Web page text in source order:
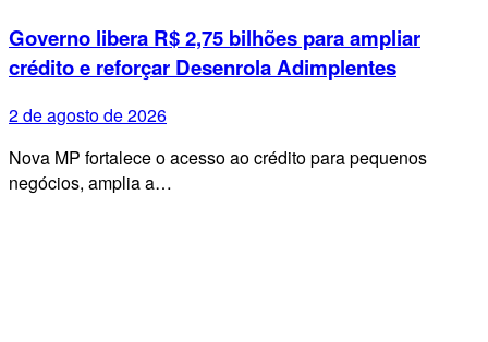
Governo libera R$ 2,75 bilhões para ampliar
crédito e reforçar Desenrola Adimplentes
2 de agosto de 2026
Nova MP fortalece o acesso ao crédito para pequenos
negócios, amplia a…